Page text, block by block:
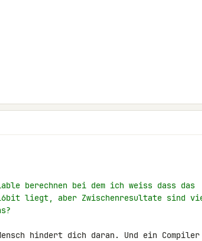
berechnen bei dem ich weiss dass das
liegt, aber Zwischenresultate sind
hindert dich daran. Und ein